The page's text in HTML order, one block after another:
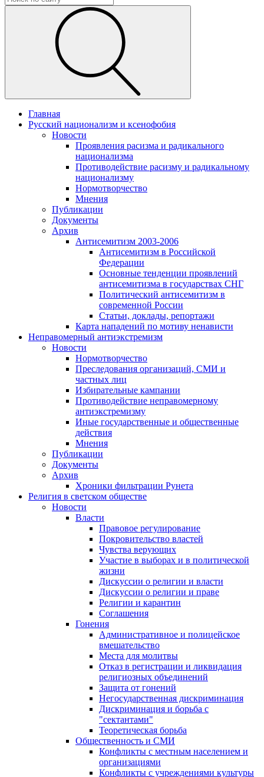
Главная
Русский национализм и ксенофобия
Новости
Проявления расизма и радикального
национализма
Противодействие расизму и радикальному
национализму
Нормотворчество
Мнения
Публикации
Документы
Архив
Антисемитизм 2003-2006
Антисемитизм в Российской
Федерации
Основные тенденции проявлений
антисемитизма в государствах СНГ
Политический антисемитизм в
современной России
Статьи, доклады, репортажи
Карта нападений по мотиву ненависти
Неправомерный антиэкстремизм
Новости
Нормотворчество
Преследования организаций, СМИ и
частных лиц
Избирательные кампании
Противодействие неправомерному
антиэкстремизму
Иные государственные и общественные
действия
Мнения
Публикации
Документы
Архив
Хроники фильтрации Рунета
Религия в светском обществе
Новости
Власти
Правовое регулирование
Покровительство властей
Чувства верующих
Участие в выборах и в политической
жизни
Дискуссии о религии и власти
Дискуссии о религии и праве
Религии и карантин
Соглашения
Гонения
Административное и полицейское
вмешательство
Места для молитвы
Отказ в регистрации и ликвидация
религиозных объединений
Защита от гонений
Негосударственная дискриминация
Дискриминация и борьба с
"сектантами"
Теоретическая борьба
Общественность и СМИ
Конфликты с местным населением и
организациями
Конфликты с учреждениями культуры